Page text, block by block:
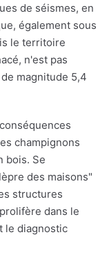
de séismes, en
également sous
le territoire
n'est pas
magnitude 5,4
champignons
bois. Se
des maisons"
structures
dans le
le diagnostic